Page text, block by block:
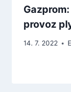
provoz
14. 7. 2022